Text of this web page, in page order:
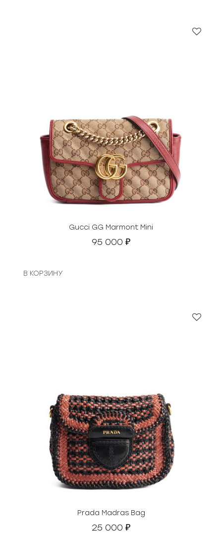
Gucci GG Marmont Mini
95 000 ₽
В КОРЗИНУ
Prada Madras Bag
25 000 ₽